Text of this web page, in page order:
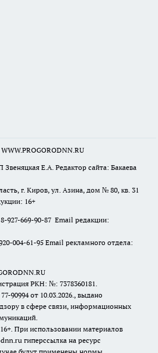
Е.А. Редактор сайта: Бакаева
г. Киров, ул. Азина, дом № 80, кв. 31
16+
927-669-90-87 Email редакции:
004-61-95 Email рекламного отдела:
РКН: №: 7378360181.
90994 от 10.03.2026., выдано
в сфере связи, информационных
При использовании материалов
гиперссылка на ресурс